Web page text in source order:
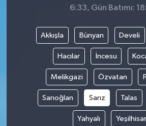
6:33, Gün Batımı:
Akkışla Bünyan Develi
Hacılar İncesu
Melikgazi Özvatan
Sarıoğlan Sarız Talas
Yahyalı Yeşilhisar